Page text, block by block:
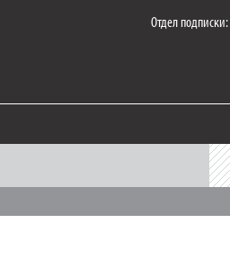
Отдел подписки: